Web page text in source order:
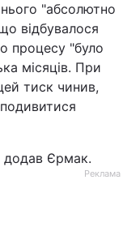
"абсолютно
відбувалося
процесу "було
місяців. При
тиск чинив,
додав Єрмак.
Реклама